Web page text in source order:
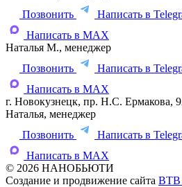
Позвонить
Написать в
Написать в MAX
Наталья М., менеджер
Позвонить
Написать в
Написать в MAX
г. Новокузнецк, пр. Н.С. Ермакова,
Наталья, менеджер
Позвонить
Написать в
Написать в MAX
© 2026 НАНОБЬЮТИ
Создание и продвижение сайта BTB